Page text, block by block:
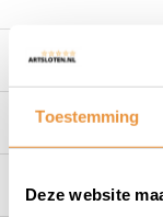
Toestemming
Deze website
Beschrijving
Specificaties
Reviews